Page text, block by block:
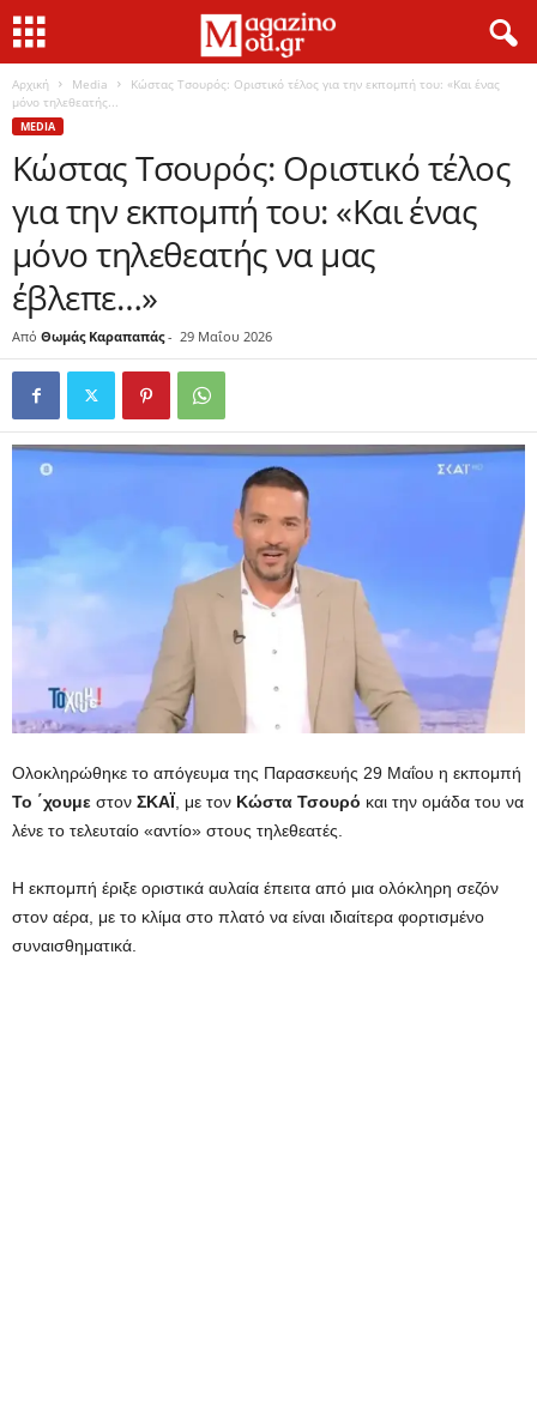
Αρχική Media
Κώστας Τσουρός: Οριστικό τέλος για την εκπομπή του: «Και ένας
μόνο τηλεθεατής...
MEDIA
Κώστας Τσουρός: Οριστικό τέλος
για την εκπομπή του: «Και ένας
μόνο τηλεθεατής να μας
έβλεπε…»
Από Θωμάς Καραπαπάς- 29 Μαΐου 2026
Ολοκληρώθηκε το απόγευμα της Παρασκευής 29 Μαΐου η εκπομπή
Το ΄χουμε στον ΣΚΑΪ , με τον Κώστα Τσουρό και την ομάδα του να
λένε το τελευταίο «αντίο» στους τηλεθεατές.
Η εκπομπή έριξε οριστικά αυλαία έπειτα από μια ολόκληρη σεζόν
στον αέρα, με το κλίμα στο πλατό να είναι ιδιαίτερα φορτισμένο
συναισθηματικά.